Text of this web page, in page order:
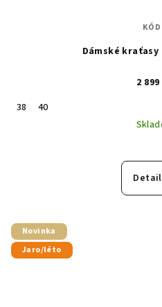
Dámské kraťasy
2
38
40
Detail
Novinka
Jaro/léto